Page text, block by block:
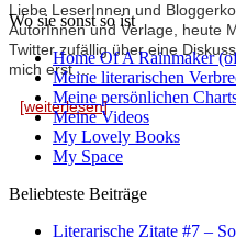
Liebe LeserInnen und
AutorInnen und Verlage, heute
Twitter zufällig über eine
mich erst ...
[weiterlesen]
Wo sie sonst so ist
Home Of A Rainmaker
Meine literarischen
Meine persönlichen
Meine Videos
My Lovely Books
My Space
Beliebteste Beiträge
Literarische Zitate #7 –